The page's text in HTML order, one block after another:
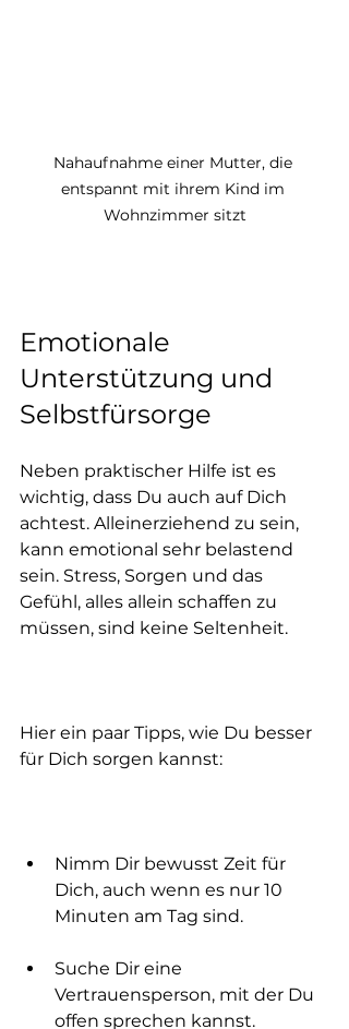
Nahaufnahme einer Mutter, die
entspannt mit ihrem Kind im
Wohnzimmer sitzt
Emotionale
Unterstützung und
Selbstfürsorge
Neben praktischer Hilfe ist es
wichtig, dass Du auch auf Dich
achtest. Alleinerziehend zu sein,
kann emotional sehr belastend
sein. Stress, Sorgen und das
Gefühl, alles allein schaffen zu
müssen, sind keine Seltenheit.
Hier ein paar Tipps, wie Du besser
für Dich sorgen kannst:
Nimm Dir bewusst Zeit für
Dich, auch wenn es nur 10
Minuten am Tag sind.
Suche Dir eine
Vertrauensperson, mit der Du
offen sprechen kannst.